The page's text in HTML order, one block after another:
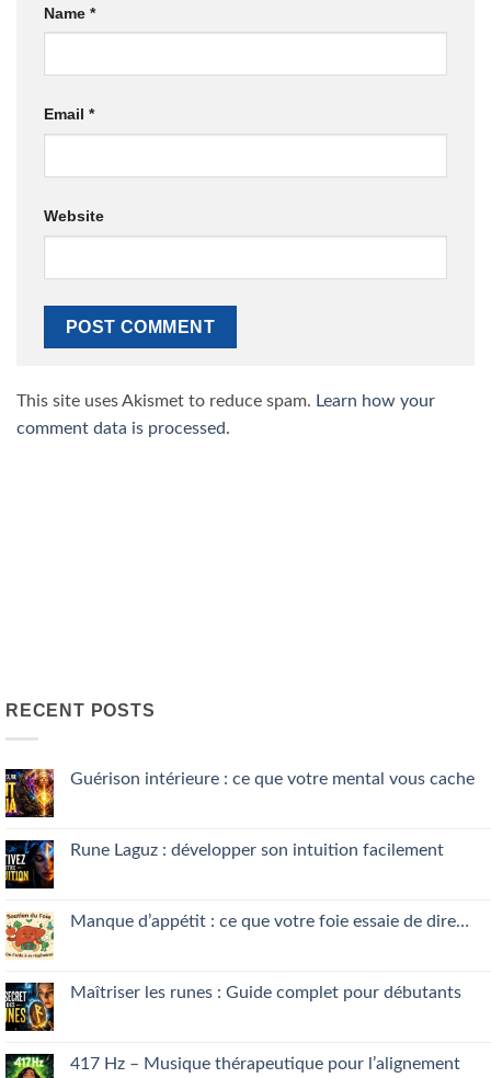
Name *
Email *
Website
This site uses Akismet to reduce spam. Learn how your
comment data is processed.
RECENT POSTS
Guérison intérieure : ce que votre mental vous cache
Guérison
intérieure
votre
mental
Rune Laguz : développer son intuition facilement
Rune
Laguz
intuition
facilement
Manque d’appétit : ce que votre foie essaie de dire…
Manque
d’appétit
votre
foie
Maîtriser les runes : Guide complet pour débutants
Maîtriser
les
417 Hz – Musique thérapeutique pour l’alignement